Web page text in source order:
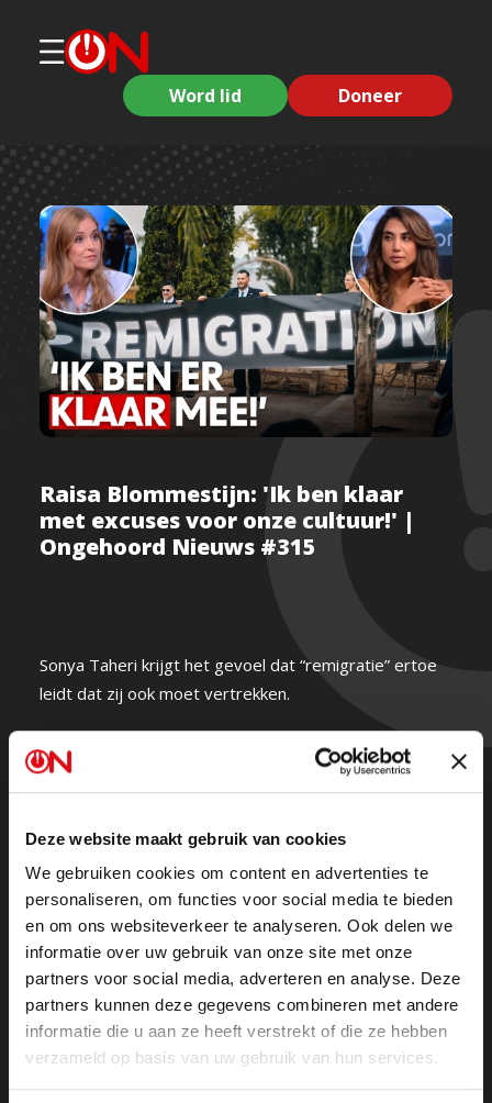
Deze website maakt gebruik van cookies
We gebruiken cookies om content en advertenties te
personaliseren, om functies voor social media te bieden
en om ons websiteverkeer te analyseren. Ook delen we
informatie over uw gebruik van onze site met onze
partners voor social media, adverteren en analyse. Deze
partners kunnen deze gegevens combineren met andere
informatie die u aan ze heeft verstrekt of die ze hebben
verzameld op basis van uw gebruik van hun services.
Word lid Doneer
Raisa Blommestijn: 'Ik ben klaar
met excuses voor onze cultuur!' |
Ongehoord Nieuws #315
Sonya Taheri krijgt het gevoel dat “remigratie” ertoe
leidt dat zij ook moet vertrekken.
Raisa Blommestijn reageert: “Ik ben er wel een beetje
identiteit.”
Ongehoord Nieuws gemist?Kijk de hele uitzending
terug op NPO Start.